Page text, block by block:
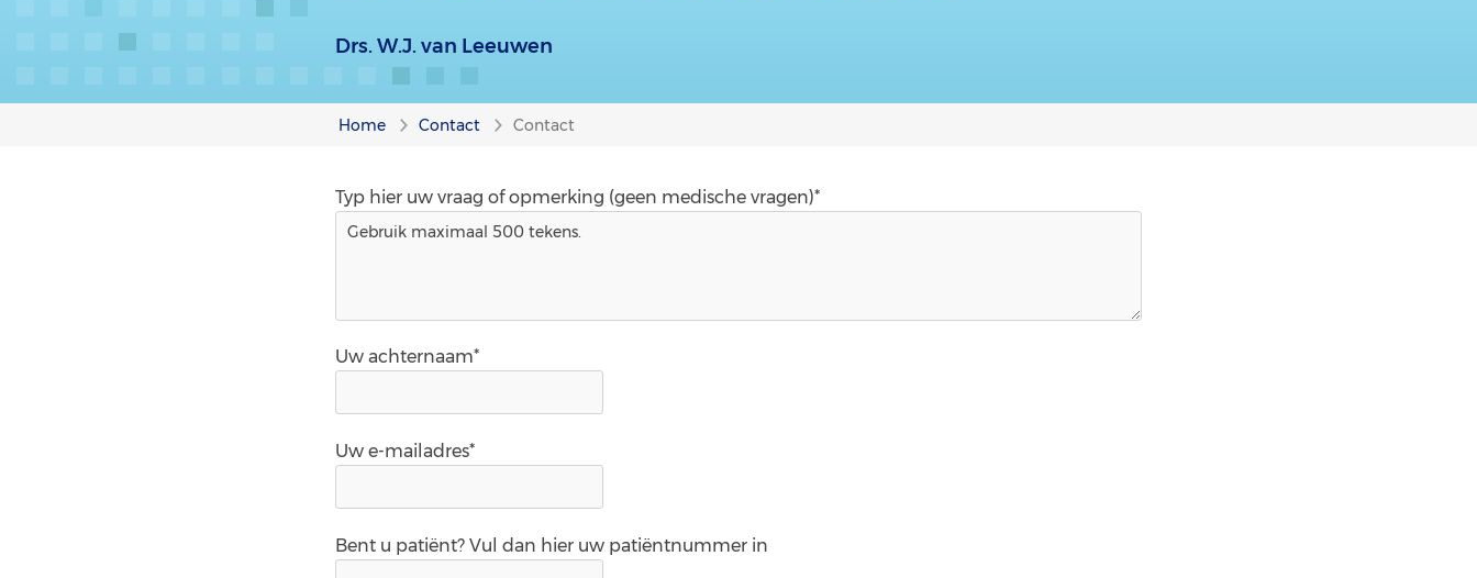
Drs. W.J. van Leeuwen
Home Contact Contact
Typ hier uw vraag of opmerking (geen medische vragen)*
Uw achternaam*
Uw e-mailadres*
Bent u patiënt? Vul dan hier uw patiëntnummer in